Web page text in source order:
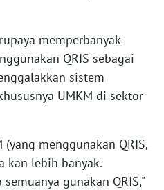
memperbanyak
QRIS sebagai
sistem
UMKM di sektor
menggunakan QRIS,
kan lebih banyak.
gunakan QRIS,"